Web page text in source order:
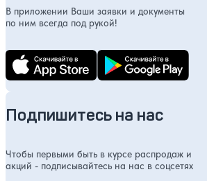
В приложении Ваши заявки и документы
по ним всегда под рукой!
Подпишитесь на нас
Чтобы первыми быть в курсе распродаж и
акций - подписывайтесь на нас в соцсетях